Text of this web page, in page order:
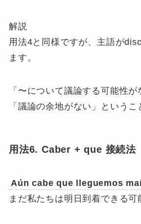
解説
用法4と同様ですが、主語が
ます。
「〜について議論する可能性が
「議論の余地がない」というこ
用法6. Caber + que 接続法
Aún cabe que lleguemos
まだ私たちは明日到着できる可